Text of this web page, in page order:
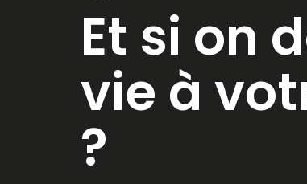
Et si on
vie à
?